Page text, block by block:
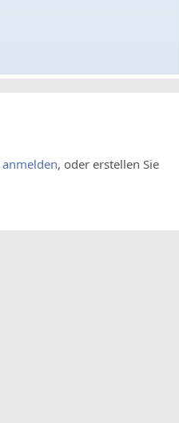
anmelden, oder erstellen Sie